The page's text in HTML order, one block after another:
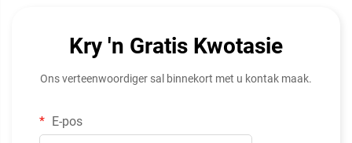
Kry 'n Gratis Kwotasie
Ons verteenwoordiger sal binnekort met u kontak maak.
E-pos